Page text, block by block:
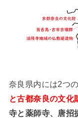
奈良県内には2つ
と古都奈良の文化
寺と薬師寺、唐招